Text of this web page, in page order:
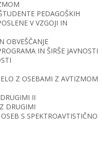
PEDAGOŠKIH
V VZGOJI IN
OBVEŠČANJE
IN ŠIRŠE JAVNOSTI
Z OSEBAMI Z AVTIZMOM
II
DRUGIMI
S SPEKTROAVTISTIČNO